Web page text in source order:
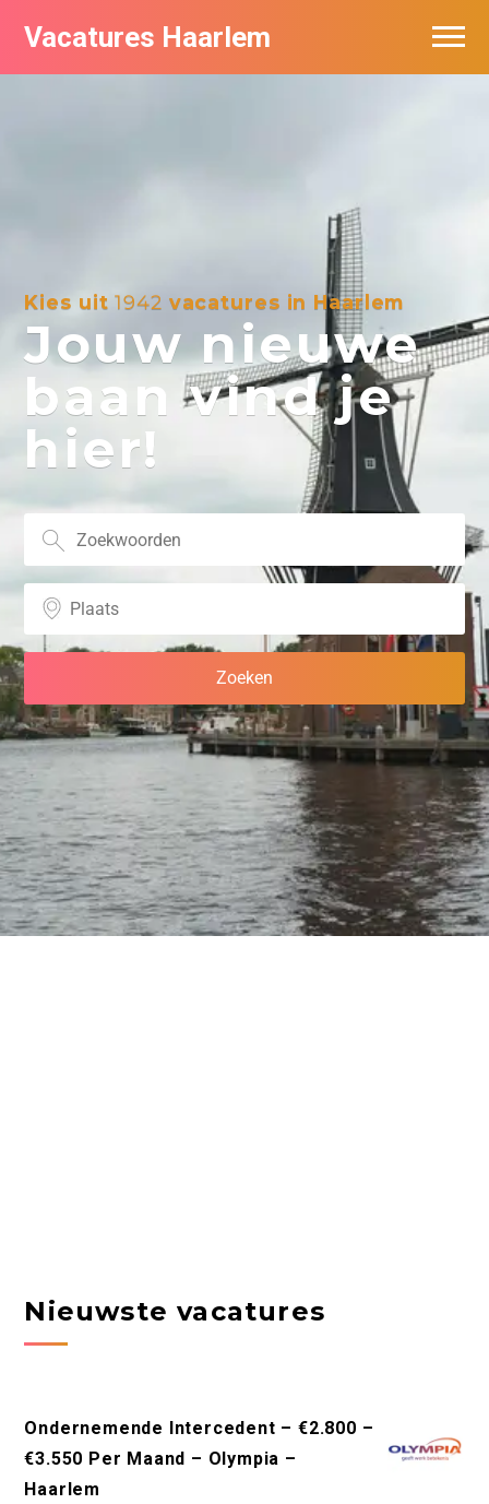
Vacatures Haarlem
Kies uit1942 vacatures in Haarlem
Jouw nieuwe
baan vind je
hier!
Nieuwste vacatures
Ondernemende Intercedent – €2.800 –
€3.550 Per Maand – Olympia –
Haarlem
Vacatures per bedrijf in Haarlem